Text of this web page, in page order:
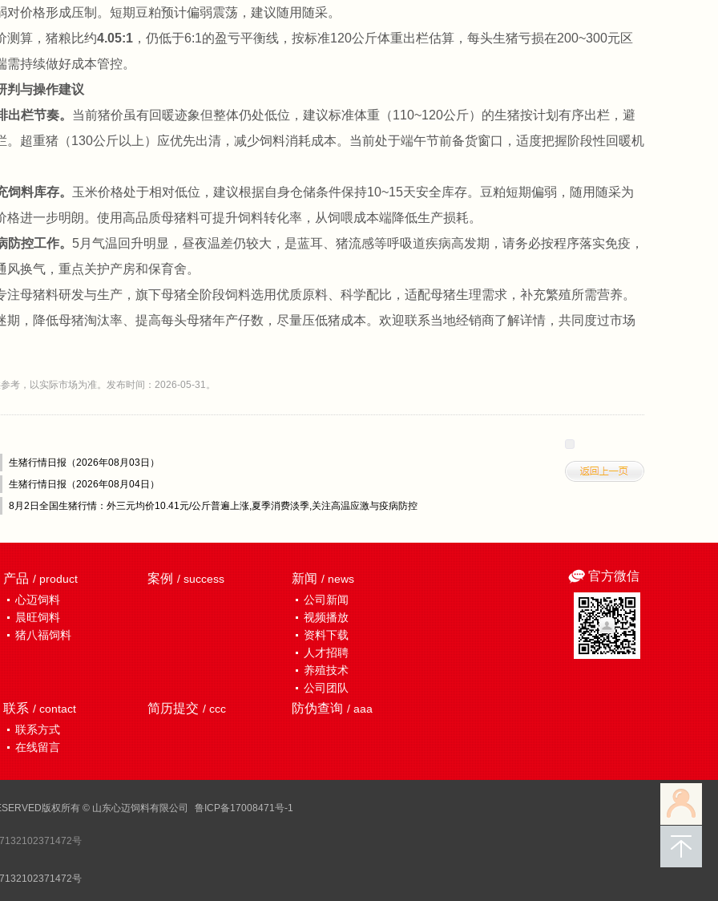
对价格形成压制。短期豆粕预计偏弱震荡，建议随用随采。
测算，猪粮比约4.05:1 ，仍低于6:1的盈亏平衡线，按标准120公斤体重出栏估算，每头生猪亏损在200~300元区
需持续做好成本管控。
判与操作建议
出栏节奏。 当前猪价虽有回暖迹象但整体仍处低位，建议标准体重（110~120公斤）的生猪按计划有序出栏，避
。超重猪（130公斤以上）应优先出清，减少饲料消耗成本。当前处于端午节前备货窗口，适度把握阶段性回暖机
饲料库存。 玉米价格处于相对低位，建议根据自身仓储条件保持10~15天安全库存。豆粕短期偏弱，随用随采为
格进一步明朗。使用高品质母猪料可提升饲料转化率，从饲喂成本端降低生产损耗。
防控工作。 5月气温回升明显，昼夜温差仍较大，是蓝耳、猪流感等呼吸道疾病高发期，请务必按程序落实免疫，
风换气，重点关护产房和保育舍。
注母猪料研发与生产，旗下母猪全阶段饲料选用优质原料、科学配比，适配母猪生理需求，补充繁殖所需营养。
期，降低母猪淘汰率、提高每头母猪年产仔数，尽量压低猪成本。欢迎联系当地经销商了解详情，共同度过市场
考，以实际市场为准。发布时间：2026-05-31。
生猪行情日报（2026年08月03日）
生猪行情日报（2026年08月04日）
8月2日全国生猪行情：外三元均价10.41元/公斤普遍上涨,夏季消费淡季,关注高温应激与疫病防控
产品 / product
心迈饲料
晨旺饲料
猪八福饲料
案例 / success 新闻 / news
公司新闻
视频播放
资料下载
人才招聘
养殖技术
公司团队
联系 / contact
联系方式
在线留言
简历提交 / ccc 防伪查询 / aaa
官方微信
版权所有 © 山东心迈饲料有限公司 鲁ICP备17008471号-1
号
号